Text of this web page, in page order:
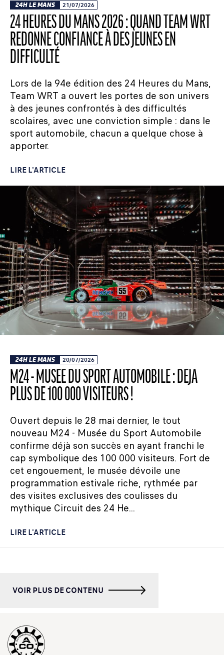
24H LE MANS 21/07/2026
24 HEURES DU MANS 2026 : QUAND TEAM WRT
REDONNE CONFIANCE À DES JEUNES EN
DIFFICULTÉ
Lors de la 94e édition des 24 Heures du Mans,
Team WRT a ouvert les portes de son univers
à des jeunes confrontés à des difficultés
scolaires, avec une conviction simple : dans le
sport automobile, chacun a quelque chose à
apporter.
LIRE L'ARTICLE
24H LE MANS 20/07/2026
M24 - MUSÉE DU SPORT AUTOMOBILE : DÉJÀ
PLUS DE 100 000 VISITEURS !
Ouvert depuis le 28 mai dernier, le tout
nouveau M24 - Musée du Sport Automobile
confirme déjà son succès en ayant franchi le
cap symbolique des 100 000 visiteurs. Fort de
cet engouement, le musée dévoile une
programmation estivale riche, rythmée par
des visites exclusives des coulisses du
mythique Circuit des 24 He...
LIRE L'ARTICLE
VOIR PLUS DE CONTENU